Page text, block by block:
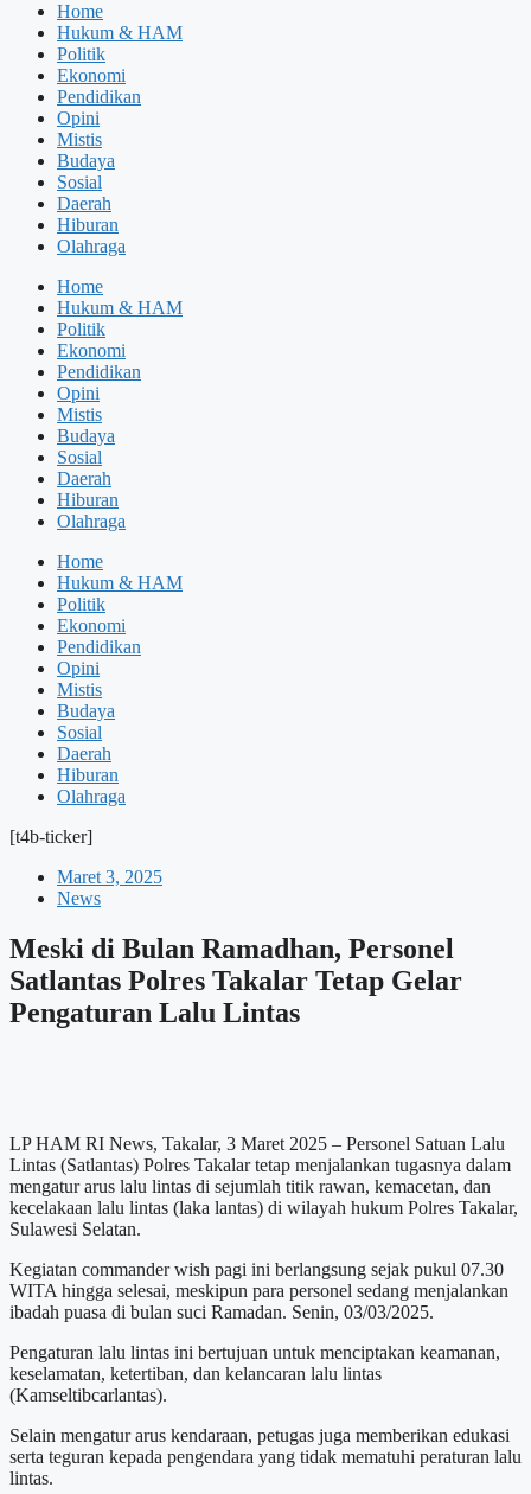
Home
Hukum & HAM
Politik
Ekonomi
Pendidikan
Opini
Mistis
Budaya
Sosial
Daerah
Hiburan
Olahraga
Home
Hukum & HAM
Politik
Ekonomi
Pendidikan
Opini
Mistis
Budaya
Sosial
Daerah
Hiburan
Olahraga
Home
Hukum & HAM
Politik
Ekonomi
Pendidikan
Opini
Mistis
Budaya
Sosial
Daerah
Hiburan
Olahraga
[t4b-ticker]
Maret 3, 2025
News
Meski di Bulan Ramadhan, Personel
Satlantas Polres Takalar Tetap Gelar
Pengaturan Lalu Lintas
LP HAM RI News, Takalar, 3 Maret 2025 – Personel Satuan Lalu
Lintas (Satlantas) Polres Takalar tetap menjalankan tugasnya dalam
mengatur arus lalu lintas di sejumlah titik rawan, kemacetan, dan
kecelakaan lalu lintas (laka lantas) di wilayah hukum Polres Takalar,
Sulawesi Selatan.
Kegiatan commander wish pagi ini berlangsung sejak pukul 07.30
WITA hingga selesai, meskipun para personel sedang menjalankan
ibadah puasa di bulan suci Ramadan. Senin, 03/03/2025.
Pengaturan lalu lintas ini bertujuan untuk menciptakan keamanan,
keselamatan, ketertiban, dan kelancaran lalu lintas
(Kamseltibcarlantas).
Selain mengatur arus kendaraan, petugas juga memberikan edukasi
serta teguran kepada pengendara yang tidak mematuhi peraturan lalu
lintas.